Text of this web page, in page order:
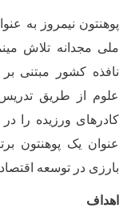
پوهنتون نیمروز به
ملی مجدانه تلاش
نافذه کشور مبتنی
علوم از طریق
کادرهای ورزیده را در
عنوان یک پوهنتون
بارزی در توسعه
اهداف